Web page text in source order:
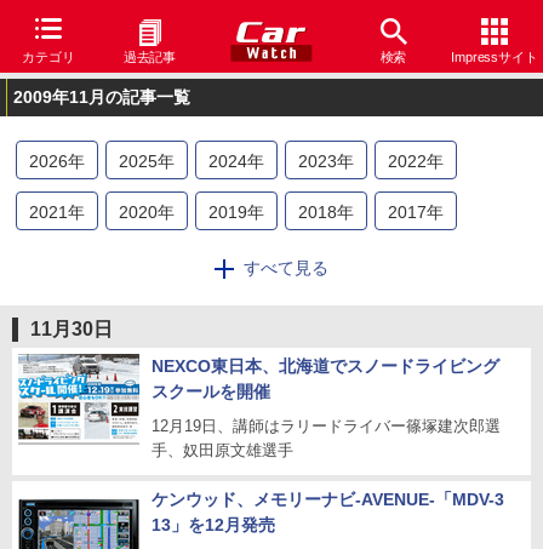
カテゴリ 過去記事 検索 Impressサイト
2009年11月の記事一覧
2026年 2025年 2024年 2023年 2022年
2021年 2020年 2019年 2018年 2017年
2014年 2013
すべて見る
11月30日
NEXCO東日本、北海道でスノードライビング
スクールを開催
12月19日、講師はラリードライバー篠塚建次郎選
手、奴田原文雄選手
ケンウッド、メモリーナビ-AVENUE-「MDV-3
13」を12月発売